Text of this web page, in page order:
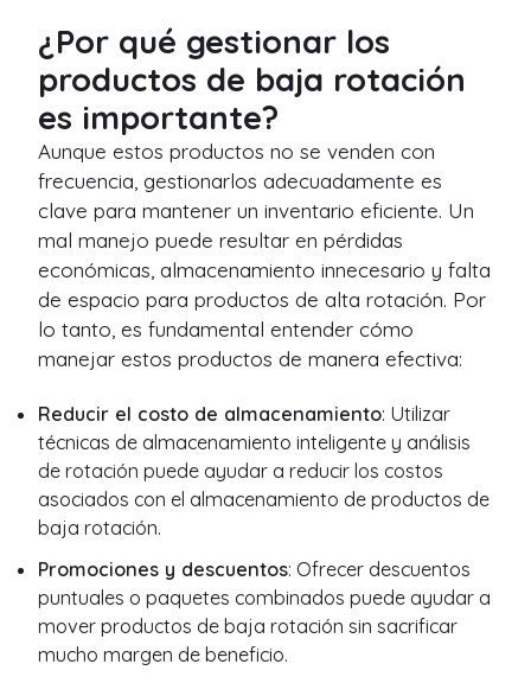
¿Por qué gestionar los
productos de baja rotación
es importante?
Aunque estos productos no se venden con
frecuencia, gestionarlos adecuadamente es
clave para mantener un inventario eficiente. Un
mal manejo puede resultar en pérdidas
económicas, almacenamiento innecesario y falta
de espacio para productos de alta rotación. Por
lo tanto, es fundamental entender cómo
manejar estos productos de manera efectiva:
Reducir el costo de almacenamiento: Utilizar
técnicas de almacenamiento inteligente y análisis
de rotación puede ayudar a reducir los costos
asociados con el almacenamiento de productos de
baja rotación.
Promociones y descuentos: Ofrecer descuentos
puntuales o paquetes combinados puede ayudar a
mover productos de baja rotación sin sacrificar
mucho margen de beneficio.